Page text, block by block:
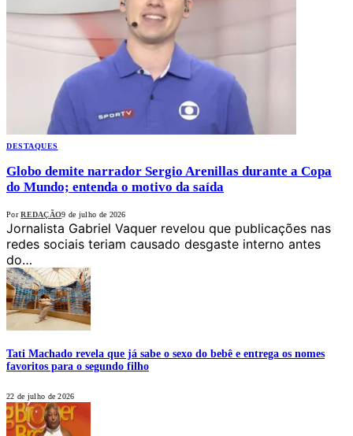
DESTAQUES
Globo demite narrador Sergio Arenillas durante a Copa
do Mundo; entenda o motivo da saída
Por REDAÇÃO9 de julho de 2026
Jornalista Gabriel Vaquer revelou que publicações nas
redes sociais teriam causado desgaste interno antes
do…
Tati Machado revela que já sabe o sexo do bebê e entrega os nomes
favoritos para o segundo filho
22 de julho de 2026